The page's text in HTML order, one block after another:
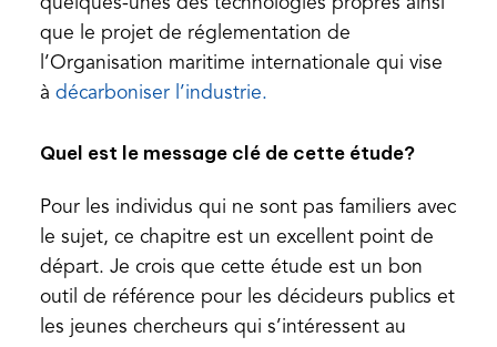
quelques-unes des technologies propres ainsi
que le projet de réglementation de
l’Organisation maritime internationale qui vise
à décarboniser l’industrie.(opens
a
tab)
Quel est le message clé de cette étude?
Pour les individus qui ne sont pas familiers avec
le sujet, ce chapitre est un excellent point de
départ. Je crois que cette étude est un bon
outil de référence pour les décideurs publics et
les jeunes chercheurs qui s’intéressent au